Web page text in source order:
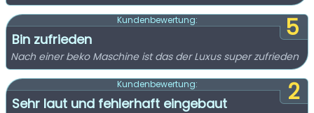
5
Kundenbewertung:
Bin zufrieden
Nach einer beko Maschine ist das der Luxus super zufrieden
2
Kundenbewertung:
Sehr laut und fehlerhaft eingebaut